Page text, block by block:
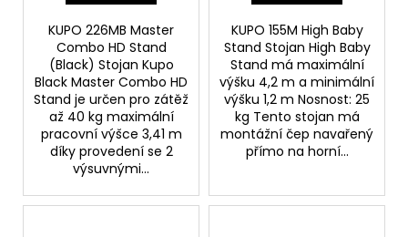
KUPO 226MB Master
Combo HD Stand
(Black) Stojan Kupo
Black Master Combo HD
Stand je určen pro zátěž
až 40 kg maximální
pracovní výšce 3,41 m
díky provedení se 2
výsuvnými...
KUPO 155M High Baby
Stand Stojan High Baby
Stand má maximální
výšku 4,2 m a minimální
výšku 1,2 m Nosnost: 25
kg Tento stojan má
montážní čep navařený
přímo na horní...